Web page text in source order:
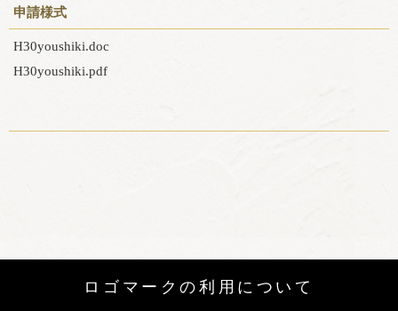
申請様式
H30youshiki.doc
H30youshiki.pdf
ロゴマークの利用について